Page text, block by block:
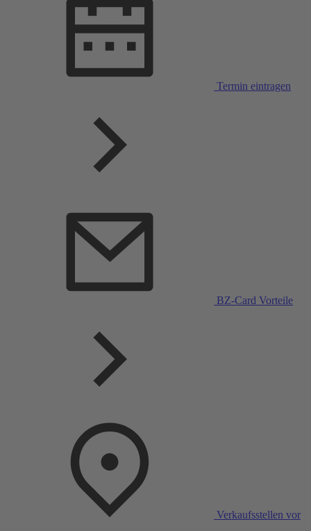
Termin eintragen
BZ-Card Vorteile
Verkaufsstellen vor